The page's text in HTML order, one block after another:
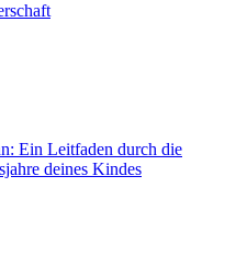
Ein Leitfaden durch die
deines Kindes